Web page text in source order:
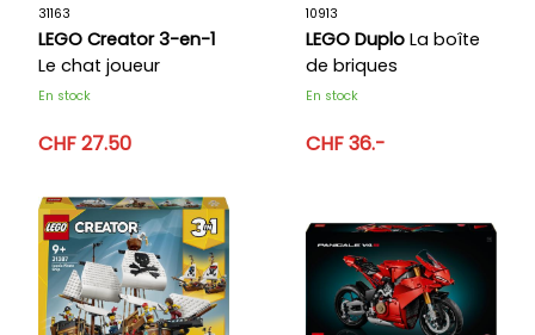
31163
LEGO Creator 3-en-1
Le chat joueur
En stock
CHF 27.50
10913
LEGO Duplo La boîte
de briques
En stock
CHF 36.-